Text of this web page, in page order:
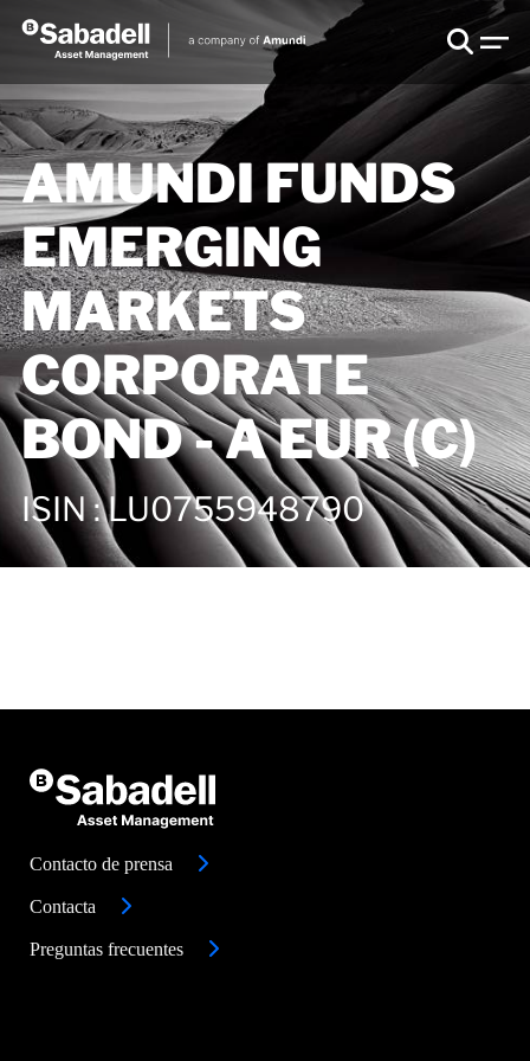
AMUNDI FUNDS
EMERGING
MARKETS
CORPORATE
BOND - A EUR (C)
ISIN:LU0755948790
Contacto de prensa
Contacta
Preguntas frecuentes